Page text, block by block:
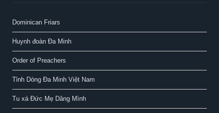
Dominican Friars
Huynh đoàn Đa Minh
Order of Preachers
Tỉnh Dòng Đa Minh Việt Nam
Tu xá Đức Mẹ Dâng Mình